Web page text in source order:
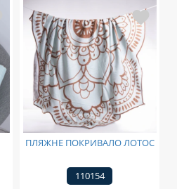
ПЛЯЖНЕ ПОКРИВАЛО ЛОТОС
110154